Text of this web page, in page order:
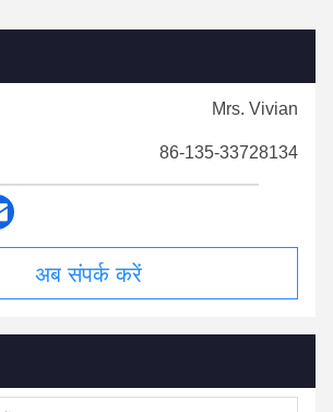
Mrs. Vivian
86-135-33728134
अब संपर्क करें